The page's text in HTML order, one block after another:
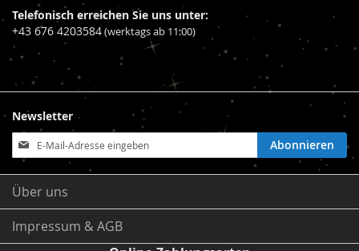
Telefonisch erreichen Sie uns unter:
+43 676 4203584(werktags ab 11:00)
Newsletter
Anmeldung
zum
Newsletter:
Abonnieren
Über uns
Impressum & AGB